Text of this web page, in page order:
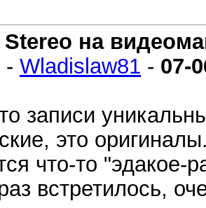
Stereo на
- Wladislaw81 - 07-
записи
это
что-то "эдакое-
встретилось,